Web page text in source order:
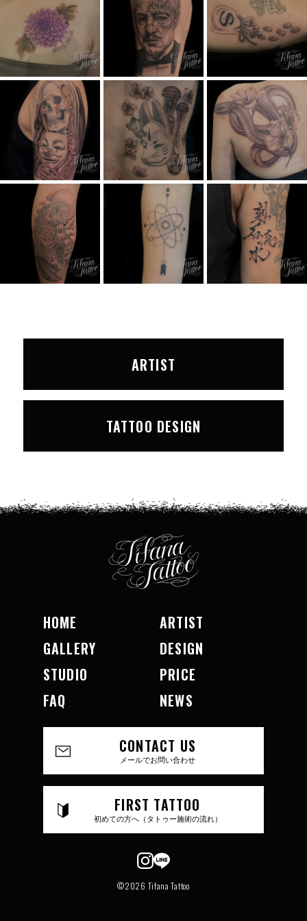
ARTIST
TATTOO DESIGN
HOME
ARTIST
GALLERY
DESIGN
STUDIO
PRICE
FAQ
NEWS
CONTACT US
メールでお問い合わせ
FIRST TATTOO
初めての方へ（タトゥー施術の流れ）
©2026 Tifana Tattoo